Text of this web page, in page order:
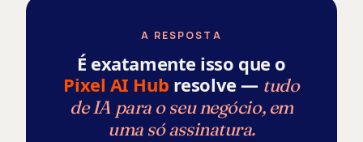
A RESPOSTA
É exatamente isso que o
Pixel AI Hub resolve — tudo
de IA para o seu negócio, em
uma só assinatura.